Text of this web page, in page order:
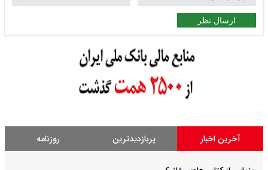
ارسال نظر
آخرین اخبار پربازدیدترین روزنامه